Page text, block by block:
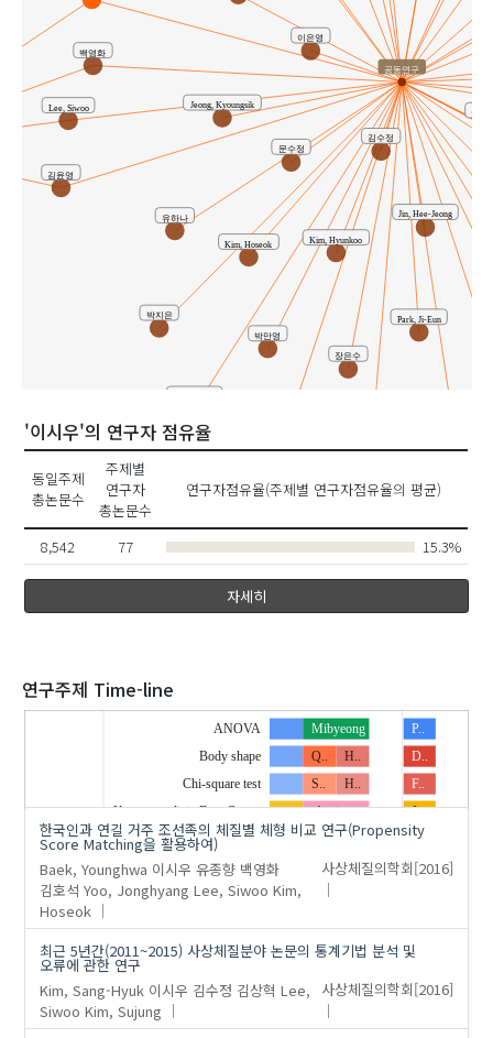
Kim, Hoseok
박지은
백영화
Lee, Siwoo
박만영
유하나 Jin, Hee-Jeong
김윤영
Bae, Kwang-Ho
김수정
이은영
Jeong, Kyoungsik
문수정
Kim, Hyunkoo
Park, Ji-Eun
장은수
이영
공동연구
'이시우'의 연구자 점유율
동일주제
총논문수
주제별
연구자
총논문수
연구자점유율(주제별 연구자점유율의 평균)
8,542 77 15.3%
자세히
연구주제 Time-line
…
P..
ANOVA
Body shape
Chi-square test
D..
F..
H..
H..
J..
Korean medicin Data Center
L..
M..
Mibyeong
NaOH
Organic paddy
O..
Peroxone
P..
Propensity Score Matching
Prospective Clinical Data
Q..
Q..
S..
Sasang Constitution
S..
Sasang constitution
S..
obesity
s…
s…
의 발표논문(17)
한국인과 연길 거주 조선족의 체질별 체형 비교 연구(Propensity
Score Matching을 활용하여)
Baek, Younghwa 이시우 유종향 백영화
김호석 Yoo, Jonghyang Lee, Siwoo Kim,
Hoseok
사상체질의학회[2016]
최근 5년간(2011~2015) 사상체질분야 논문의 통계기법 분석 및
오류에 관한 연구
Kim, Sang-Hyuk 이시우 김수정 김상혁 Lee,
Siwoo Kim, Sujung
사상체질의학회[2016]